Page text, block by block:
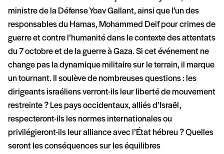
ministre de la Défense Yoav Gallant, ainsi que l’un des
responsables du Hamas, Mohammed Deif pour crimes de
guerre et contre l’humanité dans le contexte des attentats
du 7 octobre et de la guerre à Gaza. Si cet événement ne
change pas la dynamique militaire sur le terrain, il marque
un tournant. Il soulève de nombreuses questions : les
dirigeants israéliens verront-ils leur liberté de mouvement
restreinte ? Les pays occidentaux, alliés d’Israël,
respecteront-ils les normes internationales ou
privilégieront-ils leur alliance avec l’État hébreu ? Quelles
seront les conséquences sur les équilibres